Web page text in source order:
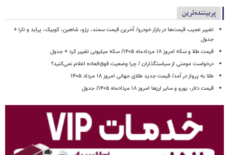
پربیننده‌ترین
تغییر عجیب قیمت‌ها در بازار خودرو/ آخرین قیمت سمند، پژو، شاهین، کوییک، پراید و تارا +
جدول
قیمت طلا و سکه امروز ۱۸ مردادماه ۱۴۰۵/ سکه میلیونی تغییر کرد + جدول
درخواست مومنی از سیاستگذاران / چرا وضعیت فوق‌العاده اعلام نمی‌کنید؟
طلا به پرواز در آمد/ قیمت جدید طلای جهانی امروز ۱۸ مرداد ۱۴۰۵
قیمت دلار، یورو و سایر ارزها امروز ۱۸ مردادماه ۱۴۰۵/ جدول